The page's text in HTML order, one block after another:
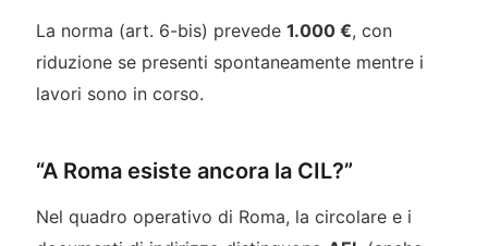
La norma (art. 6-bis) prevede 1.000 €, con
riduzione se presenti spontaneamente mentre i
lavori sono in corso.
“A Roma esiste ancora la CIL?”
Nel quadro operativo di Roma, la circolare e i